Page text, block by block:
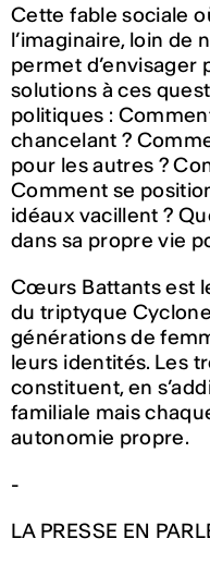
Cette fable sociale
l’imaginaire, loin de
permet d’envisager
solutions à ces
politiques :
chancelant ?
pour les autres ?
Comment se
idéaux vacillent ?
dans sa propre vie
Cœurs Battants est
du triptyque
générations de
leurs identités. Les
constituent, en
familiale mais
autonomie propre.
-
LA PRESSE EN